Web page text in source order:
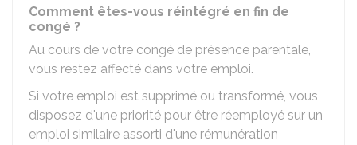
Comment êtes-vous réintégré en fin de
congé ?
Au cours de votre congé de présence parentale,
vous restez affecté dans votre emploi.
Si votre emploi est supprimé ou transformé, vous
disposez d'une priorité pour être réemployé sur un
emploi similaire assorti d'une rémunération